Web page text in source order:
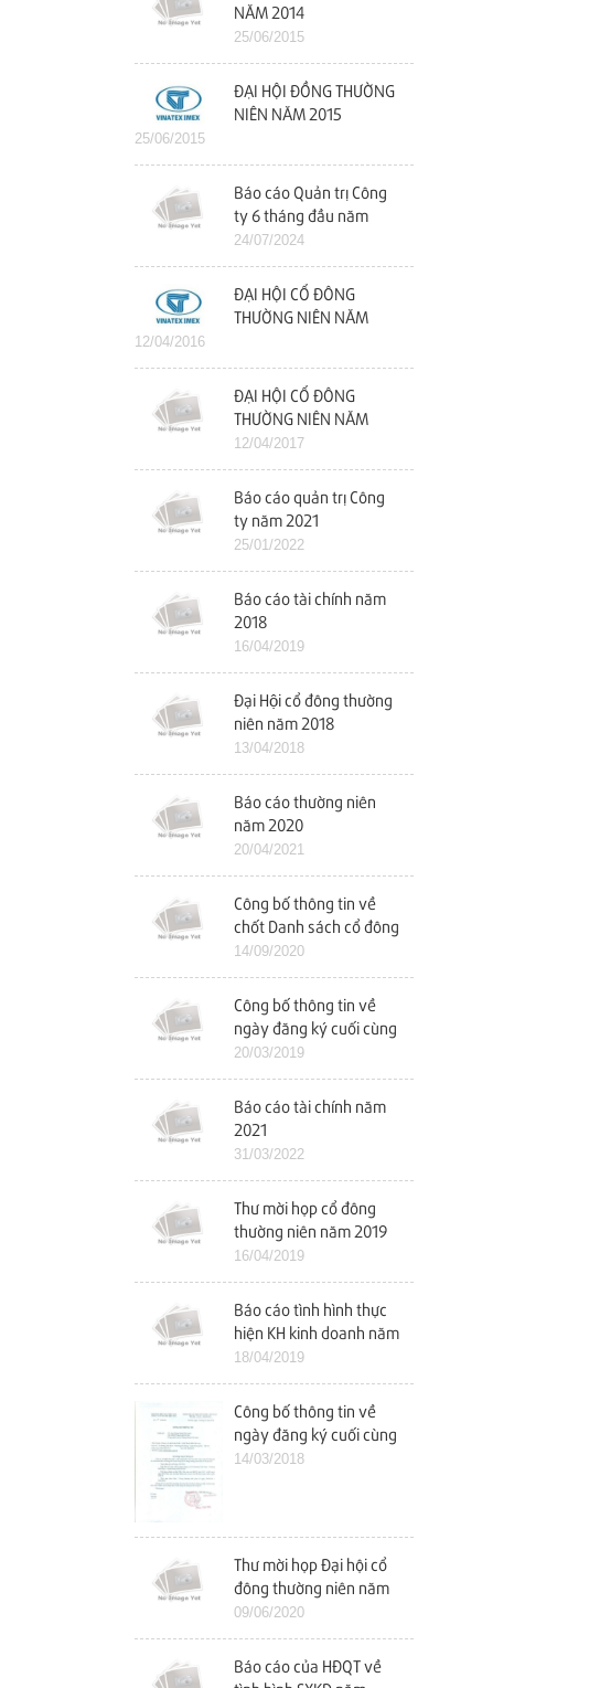
NĂM 2014
25/06/2015
ĐẠI HỘI ĐỒNG THƯỜNG
NIÊN NĂM 2015
25/06/2015
Báo cáo Quản trị Công
ty 6 tháng đầu năm
2024
24/07/2024
ĐẠI HỘI CỔ ĐÔNG
THƯỜNG NIÊN NĂM
12/04/2016
ĐẠI HỘI CỔ ĐÔNG
THƯỜNG NIÊN NĂM
2017
12/04/2017
Báo cáo quản trị Công
ty năm 2021
25/01/2022
Báo cáo tài chính năm
2018
16/04/2019
Đại Hội cổ đông thường
niên năm 2018
13/04/2018
Báo cáo thường niên
năm 2020
20/04/2021
Công bố thông tin về
chốt Danh sách cổ đông
để tổ chức ĐHCĐ bất
thường
14/09/2020
Công bố thông tin về
ngày đăng ký cuối cùng
chốt danh sách cổ đông
dự ĐHCĐ năm 2019
20/03/2019
Báo cáo tài chính năm
2021
31/03/2022
Thư mời họp cổ đông
thường niên năm 2019
16/04/2019
Báo cáo tình hình thực
hiện KH kinh doanh năm
2018 và KH kinh doanh
năm 2019
18/04/2019
Công bố thông tin về
ngày đăng ký cuối cùng
tham dự ĐHCĐ năm
14/03/2018
Thư mời họp Đại hội cổ
đông thường niên năm
2020
09/06/2020
Báo cáo của HĐQT về